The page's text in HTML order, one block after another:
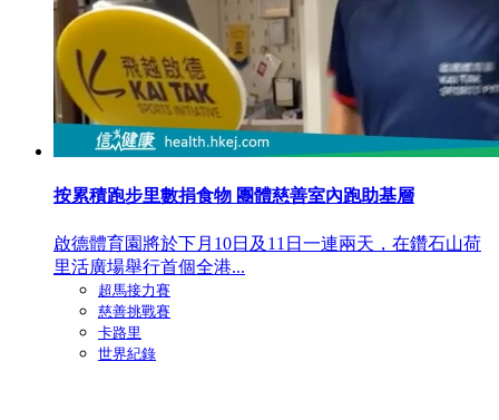
按累積跑步里數捐食物 團體慈善室內跑助基層
啟德體育園將於下月10日及11日一連兩天，在鑽石山荷
里活廣場舉行首個全港...
超馬接力賽
慈善挑戰賽
卡路里
世界紀錄